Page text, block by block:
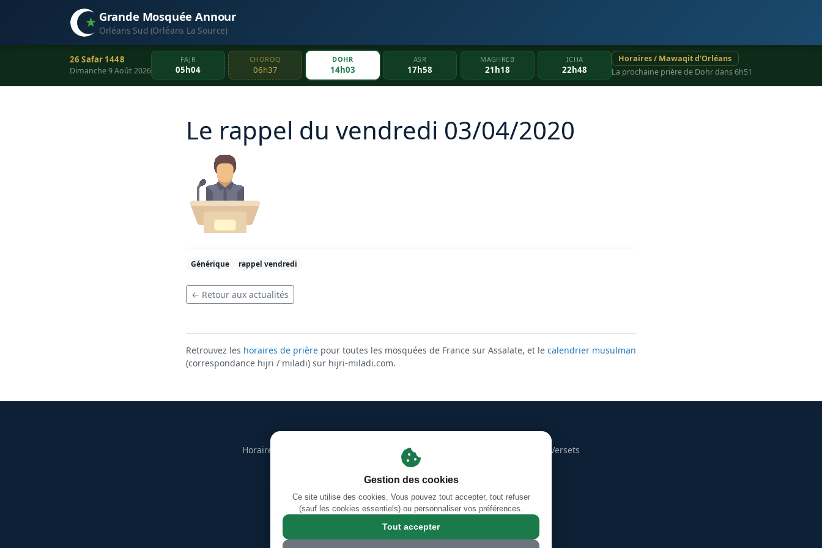
Grande Mosquée Annour
Orléans Sud (Orléans La Source)
26 Safar 1448
Dimanche 9 Août 2026
FAJR
05h04
CHOROQ
06h37
DOHR
14h03
ASR
17h58
MAGHREB
21h18
ICHA
22h48
Horaires / Mawaqit d'Orléans
La prochaine prière de Dohr dans 6h51
Le rappel du vendredi 03/04/2020
Générique rappel vendredi
← Retour aux actualités
Retrouvez les horaires de prière pour toutes les mosquées de France sur Assalate, et le calendrier musulman
(correspondance hijri / miladi) sur hijri-miladi.com.
Horaires des prières d'Orléans-La-Source
Coran en ligne — Sourates & Versets
Calendrier Hégirien/Grégorien (Hijri/Miladi)
4 Rue Jules Ferry, 45100 Orléans, France
© 2026 Grande Mosquée Annour d'Orléans Sud - mosquee-orleans-sud.com
Gestion des cookies
Ce site utilise des cookies. Vous pouvez tout accepter, tout refuser
(sauf les cookies essentiels) ou personnaliser vos préférences.
Tout accepter